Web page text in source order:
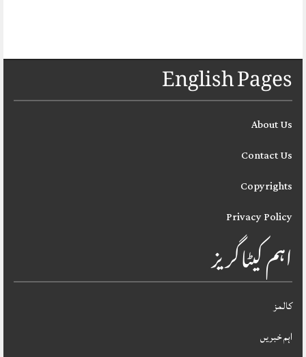
English Pages
About Us
Contact Us
Copyrights
Privacy Policy
اہم کیٹاگریز
کالمز
اہم خبریں